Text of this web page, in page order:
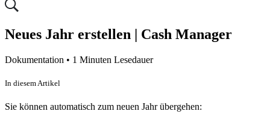
Neues Jahr erstellen | Cash Manager
Dokumentation • 1 Minuten Lesedauer
In diesem Artikel
Sie können automatisch zum neuen Jahr übergehen: